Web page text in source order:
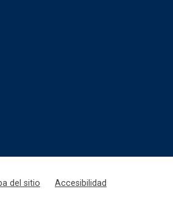
del sitio Accesibilidad